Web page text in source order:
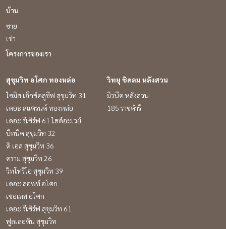
บ้าน
ขาย
เช่า
โครงการของเรา
สุขุมวิท อโศก ทองหล่อ
ไซมิส เอ็กซ์คลูซีฟ สุขุมวิท 31
เดอะ สแตรนด์ ทองหล่อ
เดอะ รีเซิร์ฟ 61 ไฮด์อะเวย์
บีทนิค สุขุมวิท 32
ดิ เอส สุขุมวิท 36
คราม สุขุมวิท 26
วิทโทริโอ สุขุมวิท 39
เดอะ ลอฟท์ อโศก
เซอเลส อโศก
เดอะ รีเซิร์ฟ สุขุมวิท 61
ฟูลเลอตัน สุขุมวิท
วิทยุ ชิดลม หลังสวน
มิวนีค หลังสวน
185 ราชดำริ